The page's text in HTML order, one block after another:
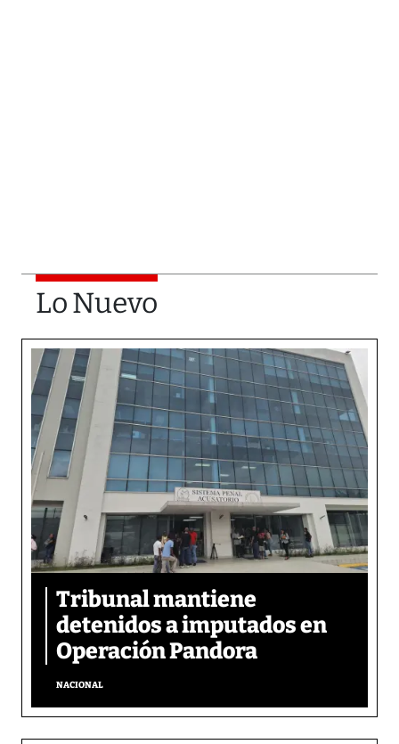
Lo Nuevo
Tribunal mantiene
detenidos a imputados en
Operación Pandora
NACIONAL